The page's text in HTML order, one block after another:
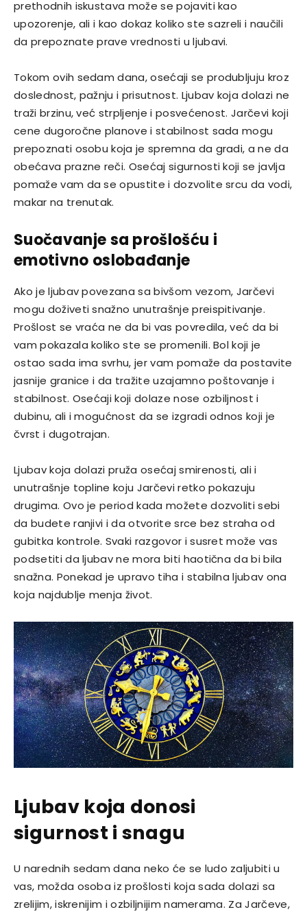
prethodnih iskustava može se pojaviti kao
upozorenje, ali i kao dokaz koliko ste sazreli i naučili
da prepoznate prave vrednosti u ljubavi.
Tokom ovih sedam dana, osećaji se produbljuju kroz
doslednost, pažnju i prisutnost. Ljubav koja dolazi ne
traži brzinu, već strpljenje i posvećenost. Jarčevi koji
cene dugoročne planove i stabilnost sada mogu
prepoznati osobu koja je spremna da gradi, a ne da
obećava prazne reči. Osećaj sigurnosti koji se javlja
pomaže vam da se opustite i dozvolite srcu da vodi,
makar na trenutak.
Suočavanje sa prošlošću i
emotivno oslobađanje
Ako je ljubav povezana sa bivšom vezom, Jarčevi
mogu doživeti snažno unutrašnje preispitivanje.
Prošlost se vraća ne da bi vas povredila, već da bi
vam pokazala koliko ste se promenili. Bol koji je
ostao sada ima svrhu, jer vam pomaže da postavite
jasnije granice i da tražite uzajamno poštovanje i
stabilnost. Osećaji koji dolaze nose ozbiljnost i
dubinu, ali i mogućnost da se izgradi odnos koji je
čvrst i dugotrajan.
Ljubav koja dolazi pruža osećaj smirenosti, ali i
unutrašnje topline koju Jarčevi retko pokazuju
drugima. Ovo je period kada možete dozvoliti sebi
da budete ranjivi i da otvorite srce bez straha od
gubitka kontrole. Svaki razgovor i susret može vas
podsetiti da ljubav ne mora biti haotična da bi bila
snažna. Ponekad je upravo tiha i stabilna ljubav ona
koja najdublje menja život.
Ljubav koja donosi
sigurnost i snagu
U narednih sedam dana neko će se ludo zaljubiti u
vas, možda osoba iz prošlosti koja sada dolazi sa
zrelijim, iskrenijim i ozbiljnijim namerama. Za Jarčeve,